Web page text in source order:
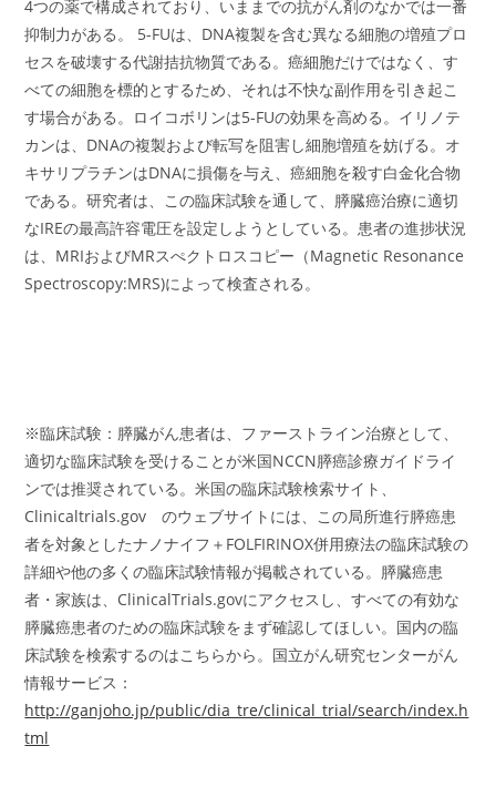
4つの薬で構成されており、いままでの抗がん剤のなかでは一番
抑制力がある。 5-FUは、DNA複製を含む異なる細胞の増殖プロ
セスを破壊する代謝拮抗物質である。癌細胞だけではなく、す
べての細胞を標的とするため、それは不快な副作用を引き起こ
す場合がある。ロイコボリンは5-FUの効果を高める。イリノテ
カンは、DNAの複製および転写を阻害し細胞増殖を妨げる。オ
キサリプラチンはDNAに損傷を与え、癌細胞を殺す白金化合物
である。研究者は、この臨床試験を通して、膵臓癌治療に適切
なIREの最高許容電圧を設定しようとしている。患者の進捗状況
は、MRIおよびMRスぺクトロスコピー（Magnetic Resonance
Spectroscopy:MRS)によって検査される。
※臨床試験：膵臓がん患者は、ファーストライン治療として、
適切な臨床試験を受けることが米国NCCN膵癌診療ガイドライ
ンでは推奨されている。米国の臨床試験検索サイト、
Clinicaltrials.gov のウェブサイトには、この局所進行膵癌患
者を対象としたナノナイフ＋FOLFIRINOX併用療法の臨床試験の
詳細や他の多くの臨床試験情報が掲載されている。膵臓癌患
者・家族は、ClinicalTrials.govにアクセスし、すべての有効な
膵臓癌患者のための臨床試験をまず確認してほしい。国内の臨
床試験を検索するのはこちらから。国立がん研究センターがん
情報サービス：
http://ganjoho.jp/public/dia_tre/clinical_trial/search/index.h
tml